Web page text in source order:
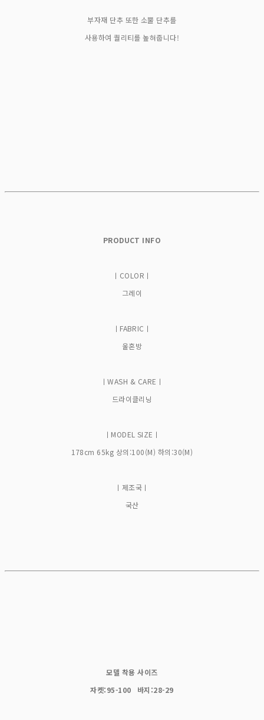
부자재 단추 또한 소뿔 단추를
사용하여 퀄리티를 높혀줍니다!
PRODUCT INFO
ㅣCOLORㅣ
그레이
ㅣFABRICㅣ
울혼방
ㅣWASH & CAREㅣ
드라이클리닝
ㅣMODEL SIZEㅣ
178cm 65kg 상의:100(M) 하의:30(M)
ㅣ제조국ㅣ
국산
모델 착용 사이즈
자켓:95-100 바지:28-29